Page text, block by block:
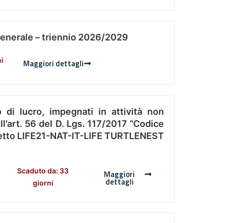
– triennio 2026/2029
Maggiori dettagli
di lucro, impegnati in attività non
56 del D. Lgs. 117/2017 “Codice
LIFE21-NAT-IT-LIFE TURTLENEST
Scaduto da: 33
giorni
Maggiori
dettagli